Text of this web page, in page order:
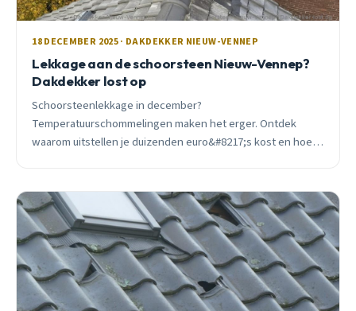
18 DECEMBER 2025 · DAKDEKKER NIEUW-VENNEP
Lekkage aan de schoorsteen Nieuw-Vennep?
Dakdekker lost op
Schoorsteenlekkage in december?
Temperatuurschommelingen maken het erger. Ontdek
waarom uitstellen je duizenden euro&#8217;s kost en hoe